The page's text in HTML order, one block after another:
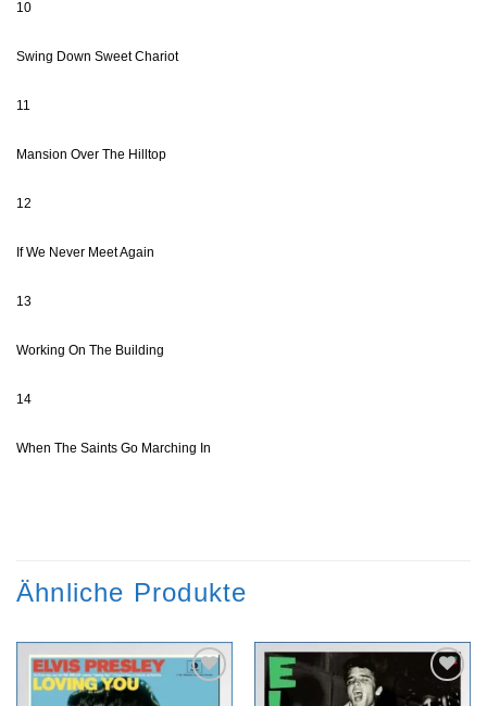
10
Swing Down Sweet Chariot
11
Mansion Over The Hilltop
12
If We Never Meet Again
13
Working On The Building
14
When The Saints Go Marching In
Ähnliche Produkte
Zur